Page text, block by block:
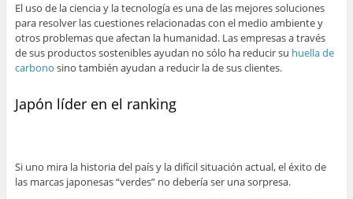
El uso de la ciencia y la tecnología es una de las mejores soluciones
para resolver las cuestiones relacionadas con el medio ambiente y
otros problemas que afectan la humanidad. Las empresas a través
de sus productos sostenibles ayudan no sólo ha reducir su huella de
carbono sino también ayudan a reducir la de sus clientes.
Japón líder en el ranking
Si uno mira la historia del país y la difícil situación actual, el éxito de
las marcas japonesas “verdes” no debería ser una sorpresa.